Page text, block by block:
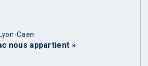
Caen
nous appartient »